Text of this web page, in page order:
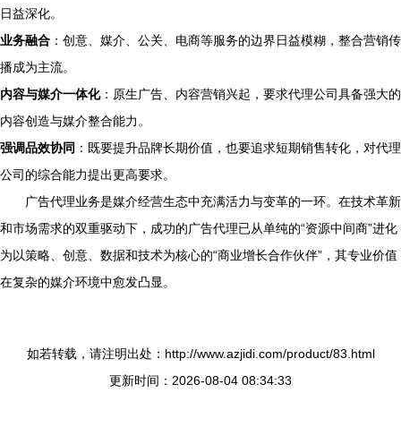
日益深化。
业务融合 ：创意、媒介、公关、电商等服务的边界日益模糊，整合营销传
播成为主流。
内容与媒介一体化：原生广告、内容营销兴起，要求代理公司具备强大的
内容创造与媒介整合能力。
强调品效协同 ：既要提升品牌长期价值，也要追求短期销售转化，对代理
公司的综合能力提出更高要求。
广告代理业务是媒介经营生态中充满活力与变革的一环。在技术革新
和市场需求的双重驱动下，成功的广告代理已从单纯的“资源中间商”进化
为以策略、创意、数据和技术为核心的“商业增长合作伙伴”，其专业价值
在复杂的媒介环境中愈发凸显。
如若转载，请注明出处：http://www.azjidi.com/product/83.html
更新时间：2026-08-04 08:34:33